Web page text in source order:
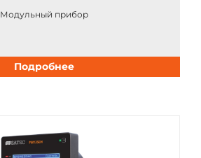
Модульный прибор
Подробнее